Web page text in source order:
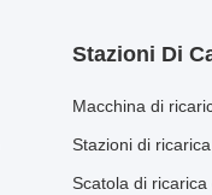
Stazioni Di
Macchina di
Stazioni di
Scatola di